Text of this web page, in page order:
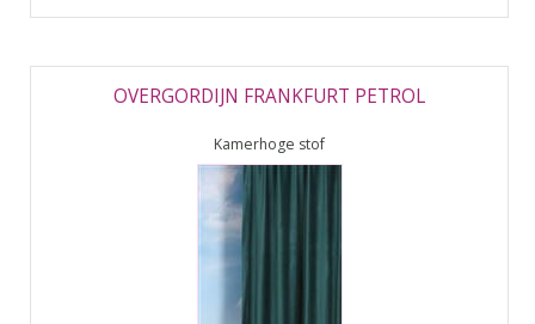
OVERGORDIJN FRANKFURT PETROL
Kamerhoge stof